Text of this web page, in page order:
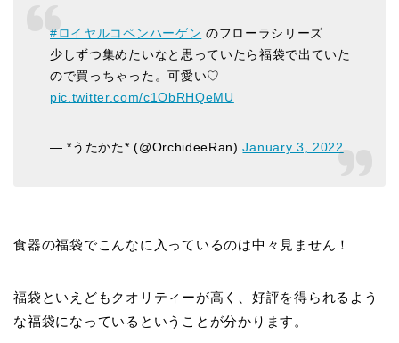
#ロイヤルコペンハーゲン のフローラシリーズ
少しずつ集めたいなと思っていたら福袋で出ていた
ので買っちゃった。可愛い♡
pic.twitter.com/c1ObRHQeMU
— *うたかた* (@OrchideeRan)January 3, 2022
食器の福袋でこんなに入っているのは中々見ません！
福袋といえどもクオリティーが高く、好評を得られるよう
な福袋になっているということが分かります。